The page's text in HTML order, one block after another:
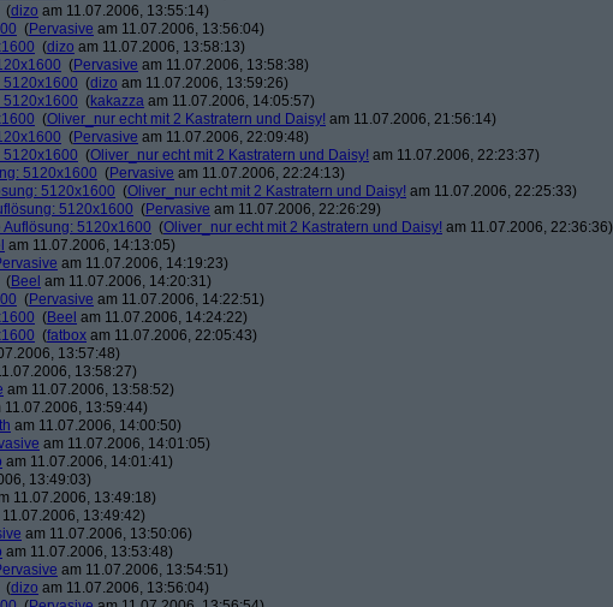
(dizo am 11.07.2006, 13:55:14)
(Pervasive am 11.07.2006, 13:56:04)
(dizo am 11.07.2006, 13:58:13)
(Pervasive am 11.07.2006, 13:58:38)
5120x1600 (dizo am 11.07.2006, 13:59:26)
5120x1600 (kakazza am 11.07.2006, 14:05:57)
(Oliver_nur echt mit 2 Kastratern und Daisy! am 11.07.2006, 21:56:14)
(Pervasive am 11.07.2006, 22:09:48)
5120x1600 (Oliver_nur echt mit 2 Kastratern und Daisy! am 11.07.2006, 22:23:37)
5120x1600 (Pervasive am 11.07.2006, 22:24:13)
5120x1600 (Oliver_nur echt mit 2 Kastratern und Daisy! am 11.07.2006, 22:25:33)
5120x1600 (Pervasive am 11.07.2006, 22:26:29)
Auflösung: 5120x1600 (Oliver_nur echt mit 2 Kastratern und Daisy! am 11.07.2006, 22:36:36)
am 11.07.2006, 14:13:05)
am 11.07.2006, 14:19:23)
(Beel am 11.07.2006, 14:20:31)
(Pervasive am 11.07.2006, 14:22:51)
(Beel am 11.07.2006, 14:24:22)
(fatbox am 11.07.2006, 22:05:43)
13:57:48)
13:58:27)
am 11.07.2006, 13:58:52)
11.07.2006, 13:59:44)
am 11.07.2006, 14:00:50)
am 11.07.2006, 14:01:05)
am 11.07.2006, 14:01:41)
13:49:03)
11.07.2006, 13:49:18)
13:49:42)
am 11.07.2006, 13:50:06)
am 11.07.2006, 13:53:48)
am 11.07.2006, 13:54:51)
(dizo am 11.07.2006, 13:56:04)